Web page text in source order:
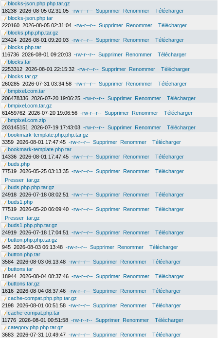
blocks-json.php.php.tar.gz
18238 2026-08-05 02:31:05 -rw-r--r-- Supprimer Renommer
Télécharger
blocks-json.php.tar
220160 2026-08-05 02:31:04 -rw-r--r-- Supprimer Renommer
Télécharger
blocks.php.php.tar.gz
23424 2026-08-01 09:20:03 -rw-r--r-- Supprimer Renommer
Télécharger
blocks.php.tar
116736 2026-08-01 09:20:03 -rw-r--r-- Supprimer Renommer
Télécharger
blocks.tar
2253312 2026-08-01 22:15:32 -rw-r--r-- Supprimer Renommer
Télécharger
blocks.tar.gz
260285 2026-07-31 03:34:58 -rw-r--r-- Supprimer Renommer
Télécharger
bmpixel.com.tar
206478336 2026-07-20 19:06:25 -rw-r--r-- Supprimer Renommer
Télécharger
bmpixel.com.tar.gz
61459762 2026-07-20 19:06:56 -rw-r--r-- Supprimer Renommer
Télécharger
bmpixel.com.zip
203145151
2026-07-19 17:43:03 -rw-r--r-- Supprimer Renommer
Télécharger
bookmark-template.php.php.tar.gz
3359 2026-08-01 17:47:45 -rw-r--r-- Supprimer Renommer
Télécharger
bookmark-template.php.tar
14336 2026-08-01 17:47:45 -rw-r--r-- Supprimer Renommer
Télécharger
buds.php
77519 2026-05-25 03:13:35 -rw-r--r-- Supprimer Renommer
Télécharger
Presser .tar.gz
buds.php.php.tar.gz
24918 2026-07-18 08:02:51 -rw-r--r-- Supprimer Renommer
Télécharger
buds1.php
77519 2026-05-20 06:09:40 -rw-r--r-- Supprimer Renommer
Télécharger
Presser .tar.gz
buds1.php.php.tar.gz
24919 2026-07-18 17:04:51 -rw-r--r-- Supprimer Renommer
Télécharger
button.php.php.tar.gz
945 2026-08-03 06:13:48 -rw-r--r-- Supprimer Renommer
Télécharger
button.php.tar
3584 2026-08-03 06:13:48 -rw-r--r-- Supprimer Renommer
Télécharger
buttons.tar
18944 2026-08-04 08:37:46 -rw-r--r-- Supprimer Renommer
Télécharger
buttons.tar.gz
1616 2026-08-04 08:37:46 -rw-r--r-- Supprimer Renommer
Télécharger
cache-compat.php.php.tar.gz
2198 2026-08-01 00:51:58 -rw-r--r-- Supprimer Renommer
Télécharger
cache-compat.php.tar
11776 2026-08-01 00:51:58 -rw-r--r-- Supprimer Renommer
Télécharger
category.php.php.tar.gz
3683 2026-07-31 10:49:47 -rw-r--r-- Supprimer Renommer
Télécharger